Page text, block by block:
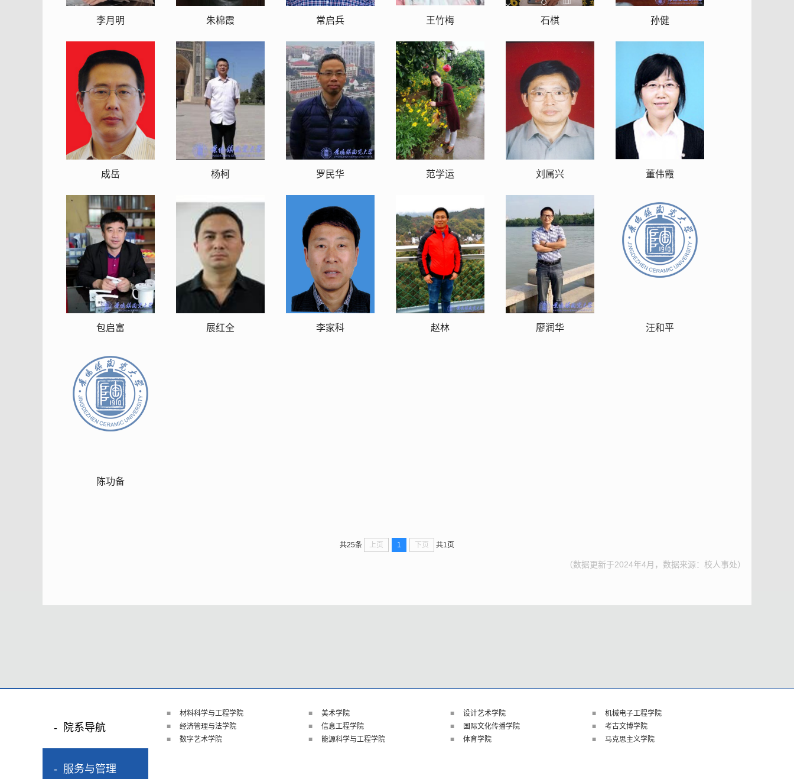
李月明 朱棉霞 常启兵 王竹梅 石棋 孙健
成岳 杨柯 罗民华 范学运 刘属兴 董伟霞
包启富 展红全 李家科 赵林 廖润华 汪和平
陈功备
共25条 上页 1 下页 共1页
（数据更新于2024年4月，数据来源：校人事处）
院系导航
服务与管理
材料科学与工程学院 美术学院 设计艺术学院
机械电子工程学院
经济管理与法学院
信息工程学院 国际文化传播学院
考古文博学院
数字艺术学院
能源科学与工程学院 体育学院 马克思主义学院